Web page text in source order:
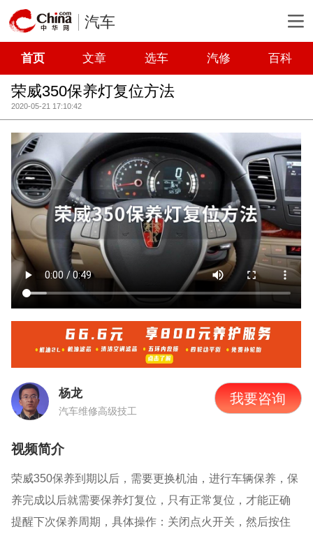
汽车
首页 文章 选车 汽修 百科
荣威350保养灯复位方法
2020-05-21 17:10:42
杨龙
汽车维修高级技工
我要咨询
视频简介
荣威350保养到期以后，需要更换机油，进行车辆保养，保
养完成以后就需要保养灯复位，只有正常复位，才能正确
提醒下次保养周期，具体操作：关闭点火开关，然后按住